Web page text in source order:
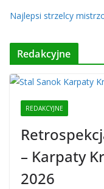
Najlepsi strzelcy
Redakcyjne
REDAKCYJNE
– Karpaty
2026